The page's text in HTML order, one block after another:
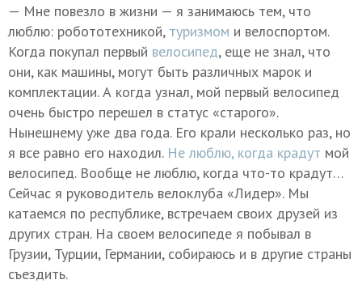
— Мне повезло в жизни — я занимаюсь тем, что
люблю: робототехникой, туризмом и велоспортом.
Когда покупал первый велосипед, еще не знал, что
они, как машины, могут быть различных марок и
комплектации. А когда узнал, мой первый велосипед
очень быстро перешел в статус «старого».
Нынешнему уже два года. Его крали несколько раз, но
я все равно его находил. Не люблю, когда крадут мой
велосипед. Вообще не люблю, когда что-то крадут…
Сейчас я руководитель велоклуба «Лидер». Мы
катаемся по республике, встречаем своих друзей из
других стран. На своем велосипеде я побывал в
Грузии, Турции, Германии, собираюсь и в другие страны
съездить.